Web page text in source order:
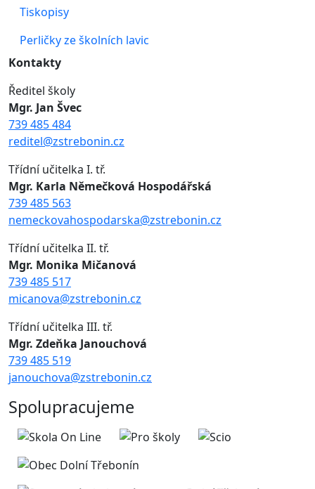
Tiskopisy
Perličky ze školních lavic
Kontakty
Ředitel školy
Mgr. Jan Švec
739 485 484
reditel@zstrebonin.cz
Třídní učitelka I. tř.
Mgr. Karla Němečková Hospodářská
739 485 563
nemeckovahospodarska@zstrebonin.cz
Třídní učitelka II. tř.
Mgr. Monika Mičanová
739 485 517
micanova@zstrebonin.cz
Třídní učitelka III. tř.
Mgr. Zdeňka Janouchová
739 485 519
janouchova@zstrebonin.cz
Spolupracujeme